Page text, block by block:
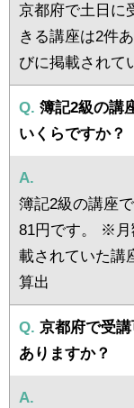
京都府で土日に
きる講座は2件
びに掲載されて
Q. 簿記2級の講
いくらですか？
A.
簿記2級の講座
81円です。 ※月
載されていた講
算出
Q. 京都府で受
ありますか？
A.